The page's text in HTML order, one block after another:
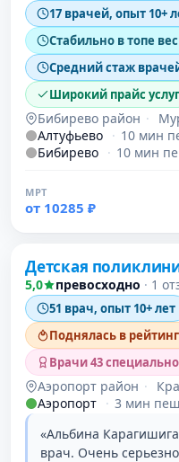
17 врачей, опыт 10+
Стабильно в топе
Средний стаж
Широкий прайс услуг
Бибирево район ·
Алтуфьево · 10 мин
Бибирево · 10 мин
МРТ
от 10285 ₽
Проверено давно
Детская
5,0 превосходно · 1
51 врач, опыт 10+ лет
Поднялась в
Врачи 43
Аэропорт район ·
Аэропорт · 3 мин
«Альбина
врач. Очень